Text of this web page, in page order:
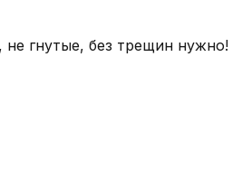
не гнутые, без трещин нужно!